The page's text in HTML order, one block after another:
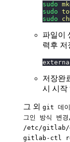
sudo
sudo
sudo
파일이
력후 저
저장완
시 시작
그 외 git 데이
그인 방식 변경 ,
/etc/
gitlab-ctl